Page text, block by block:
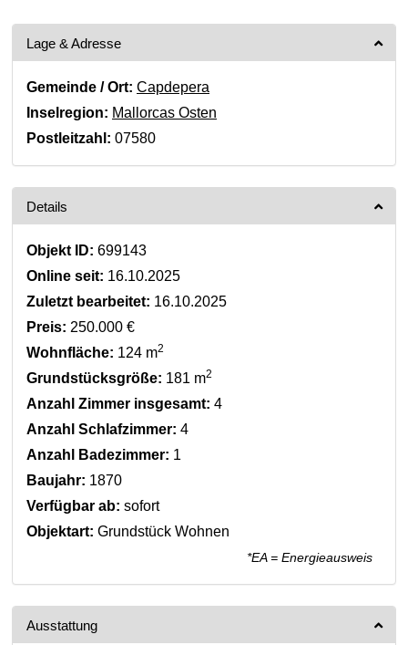
Lage & Adresse
Gemeinde / Ort: Capdepera
Inselregion: Mallorcas Osten
Postleitzahl: 07580
Details
Objekt ID: 699143
Online seit: 16.10.2025
Zuletzt bearbeitet: 16.10.2025
Preis: 250.000 €
Wohnfläche: 124 m2
Grundstücksgröße: 181 m2
Anzahl Zimmer insgesamt: 4
Anzahl Schlafzimmer: 4
Anzahl Badezimmer: 1
Baujahr: 1870
Verfügbar ab: sofort
Objektart: Grundstück Wohnen
*EA = Energieausweis
Ausstattung